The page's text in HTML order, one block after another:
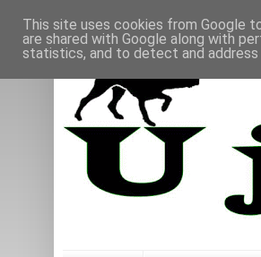
This site uses cookies from Google
are shared with Google along with
statistics, and to detect and address